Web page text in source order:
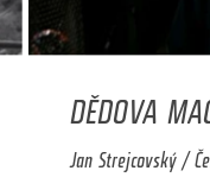
DĚDOVA
Jan Strejcovský /